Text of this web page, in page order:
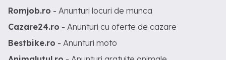
Romjob.ro - Anunturi locuri de munca
Cazare24.ro - Anunturi cu oferte de cazare
Bestbike.ro - Anunturi moto